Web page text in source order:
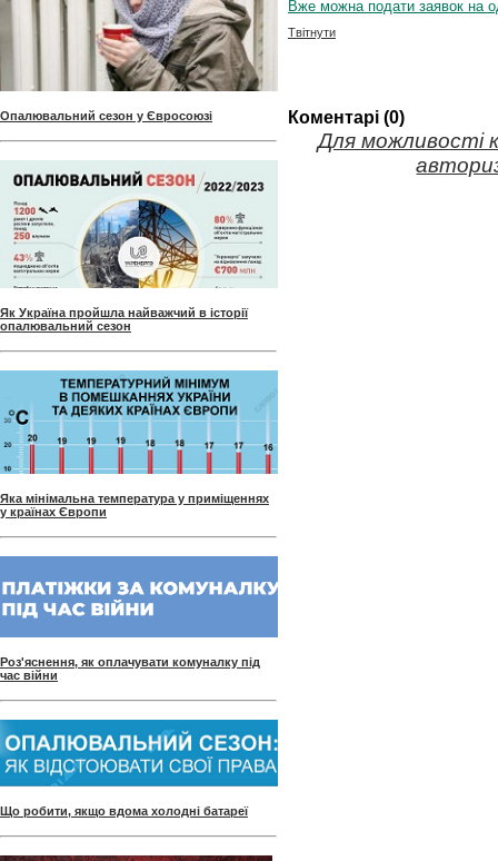
Опалювальний сезон у Євросоюзі
Як Україна пройшла найважчий в історії
опалювальний сезон
Яка мінімальна температура у приміщеннях
у країнах Європи
Роз'яснення, як оплачувати комуналку під
час війни
Що робити, якщо вдома холодні батареї
Вже можна подати заявок на
Твітнути
Коментарі (0)
Для можливості